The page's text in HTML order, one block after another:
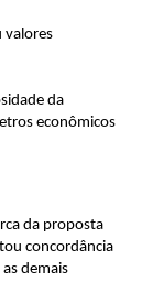
valores
da
econômicos
da proposta
concordância
demais